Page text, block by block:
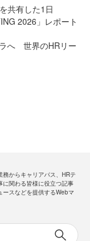
共有した1日
2026」レポート
へ 世界のHRリー
からキャリアパス、HRテ
に関わる皆様に役立つ記事
ースなどを提供するWebマ